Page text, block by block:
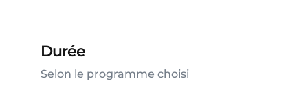
Durée
Selon le programme choisi